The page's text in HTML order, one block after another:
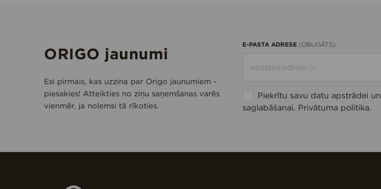
ORIGO jaunumi
Esi pirmais, kas uzzina par Origo jaunumiem -
piesakies! Atteikties no ziņu saņemšanas varēs
vienmēr, ja nolemsi tā rīkoties.
E-PASTA ADRESE (OBLIGĀTS)
Piekrītu savu datu apstrādei un
saglabāšanai. Privātuma politika.